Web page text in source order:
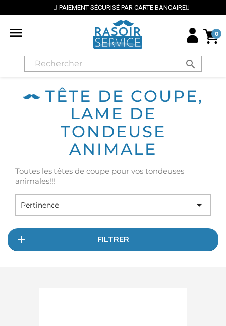
PAIEMENT SÉCURISÉ PAR CARTE BANCAIRE
 0
search
TÊTE DE COUPE,
LAME DE
TONDEUSE
ANIMALE
Toutes les têtes de coupe pour vos tondeuses
animales!!!
Pertinence 
FILTRER